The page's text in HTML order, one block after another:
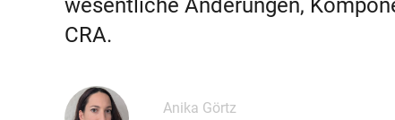
wesentliche Änderungen,
CRA.
Anika Görtz